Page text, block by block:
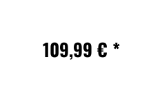
109,99 € *